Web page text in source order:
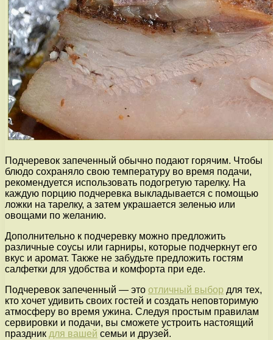
Подчеревок запеченный обычно подают горячим. Чтобы
блюдо сохраняло свою температуру во время подачи,
рекомендуется использовать подогретую тарелку. На
каждую порцию подчеревка выкладывается с помощью
ложки на тарелку, а затем украшается зеленью или
овощами по желанию.
Дополнительно к подчеревку можно предложить
различные соусы или гарниры, которые подчеркнут его
вкус и аромат. Также не забудьте предложить гостям
салфетки для удобства и комфорта при еде.
Подчеревок запеченный — это отличный выбор для тех,
кто хочет удивить своих гостей и создать неповторимую
атмосферу во время ужина. Следуя простым правилам
сервировки и подачи, вы сможете устроить настоящий
праздник для вашей семьи и друзей.